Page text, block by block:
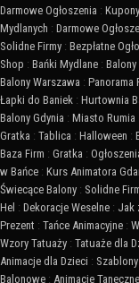
Darmowe Ogłoszenia :
Mydlanych : Darmowe
Solidne Firmy : Bezpłatne
Shop : Bańki Mydlane :
Balony Warszawa : Panorama
Łapki do Baniek : Hurtownia
Balony Gdynia : Miasto Rumia
Gratka : Tablica : Halloween :
Baza Firm : Gratka :
w Bańce : Kurs Animatora
Świecące Balony : Solidne
Hel : Dekoracje Weselne : Jak
Prezent : Tańce Animacyjne :
Wzory Tatuaży : Tatuaże dla
Animacje dla Dzieci :
Balonowe : Animacje Taneczne